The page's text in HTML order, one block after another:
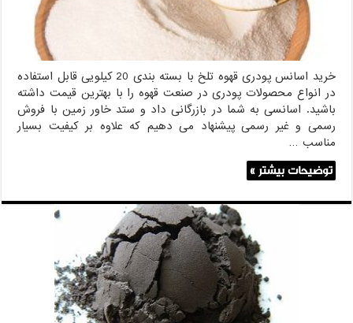
خرید اسانس پودری قهوه تلخ با بسته بندی 20 کیلویی قابل استفاده
در انواع محصولات پودری در صنعت قهوه را با بهترین قیمت داشته
باشید. اسانسی به شما در بازرگانی داد و ستد خاور زمین با فروش
رسمی و غیر رسمی پیشنهاد می دهیم که علاوه بر کیفیت بسیار
مناسب …
توضیحات بیشتر »